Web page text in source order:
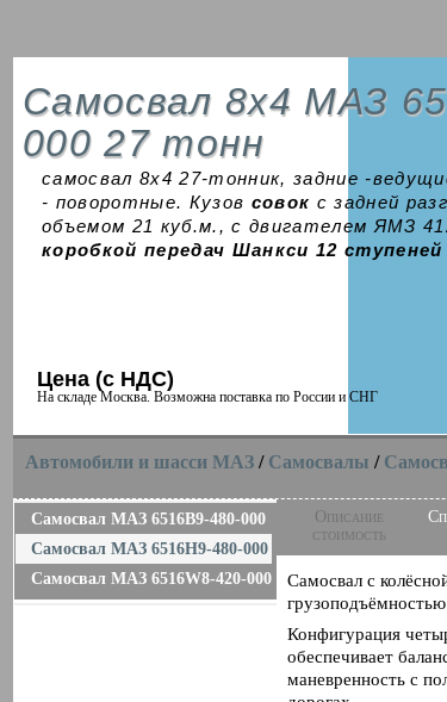
Самосвал 8х4 МАЗ
000 27 тонн
самосвал 8х4 27-тонник, задние -
- поворотные. Кузов совок с задней
объемом 21 куб.м., с двигателем ЯМЗ
коробкой передач Шанкси 12 ступеней
Цена (с НДС)
На складе Москва. Возможна поставка по России и СНГ
Автомобили и шасси MAЗ / Самосвалы /
Самосвал МАЗ 6516B9-480-000
Самосвал МАЗ 6516Н9-480-000
Самосвал МАЗ 6516W8-420-000
Описание
стоимость
Самосвал с
Конфигурация
обеспечивает
маневренность с